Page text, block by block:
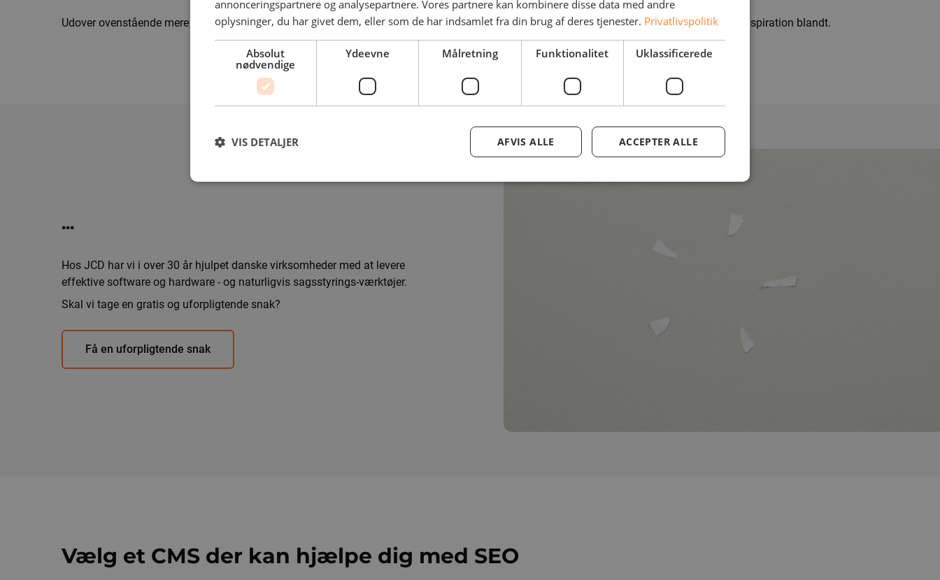
Udover ovenstående mere eller mindre officielle råd fra Google, findes der en lang række uofficielle tips og tricks online – som du kan søge inspiration blandt.
...
Hos JCD har vi i over 30 år hjulpet danske virksomheder med at levere
effektive software og hardware - og naturligvis sagsstyrings-værktøjer.
Skal vi tage en gratis og uforpligtende snak?
Få en uforpligtende snak
Vælg et CMS der kan hjælpe dig med SEO
annonceringspartnere og analysepartnere. Vores partnere kan kombinere disse data med andre
oplysninger, du har givet dem, eller som de har indsamlet fra din brug af deres tjenester. Privatlivspolitik
Absolut
nødvendige
Ydeevne Målretning Funktionalitet Uklassificerede
ACCEPTER ALLE
AFVIS ALLE
VIS DETALJER